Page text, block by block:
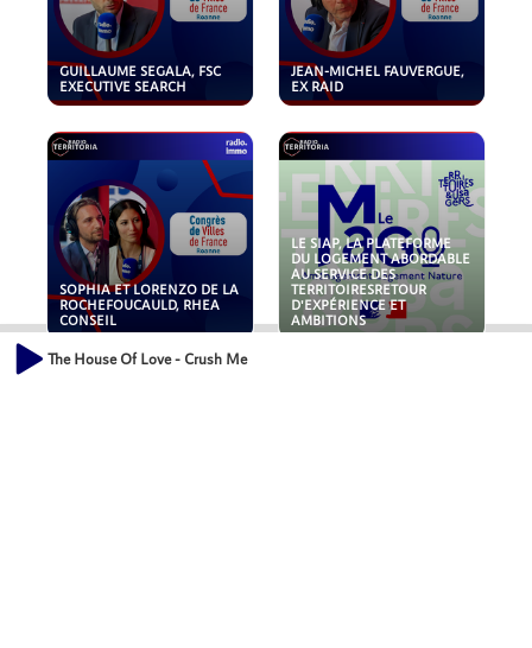
GUILLAUME SEGALA, FSC
EXECUTIVE SEARCH
JEAN-MICHEL FAUVERGUE,
EX RAID
SOPHIA ET LORENZO DE LA
ROCHEFOUCAULD, RHEA
CONSEIL
LE SIAP, LA PLATEFORME
DU LOGEMENT ABORDABLE
AU SERVICE DES
TERRITOIRESRETOUR
D'EXPÉRIENCE ET
AMBITIONS
The House Of Love - Crush Me